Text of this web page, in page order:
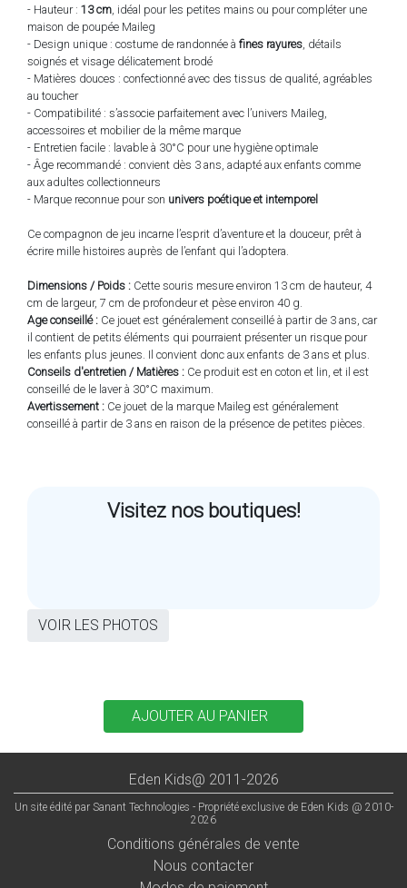
- Hauteur : 13 cm , idéal pour les petites mains ou pour compléter une
maison de poupée Maileg
- Design unique : costume de randonnée à fines rayures , détails
soignés et visage délicatement brodé
- Matières douces : confectionné avec des tissus de qualité, agréables
au toucher
- Compatibilité : s’associe parfaitement avec l’univers Maileg,
accessoires et mobilier de la même marque
- Entretien facile : lavable à 30°C pour une hygiène optimale
- Âge recommandé : convient dès 3 ans, adapté aux enfants comme
aux adultes collectionneurs
- Marque reconnue pour son univers poétique et intemporel
Ce compagnon de jeu incarne l’esprit d’aventure et la douceur, prêt à
écrire mille histoires auprès de l’enfant qui l’adoptera.
Dimensions / Poids : Cette souris mesure environ 13 cm de hauteur, 4
cm de largeur, 7 cm de profondeur et pèse environ 40 g.
Age conseillé : Ce jouet est généralement conseillé à partir de 3 ans, car
il contient de petits éléments qui pourraient présenter un risque pour
les enfants plus jeunes. Il convient donc aux enfants de 3 ans et plus.
Conseils d'entretien / Matières : Ce produit est en coton et lin, et il est
conseillé de le laver à 30°C maximum.
Avertissement : Ce jouet de la marque Maileg est généralement
conseillé à partir de 3 ans en raison de la présence de petites pièces.
Visitez nos boutiques!
VOIR LES PHOTOS
Eden Kids@ 2011-2026
Un site édité par Sanant Technologies - Propriété exclusive de Eden Kids @ 2010-
2026
Conditions générales de vente
Nous contacter